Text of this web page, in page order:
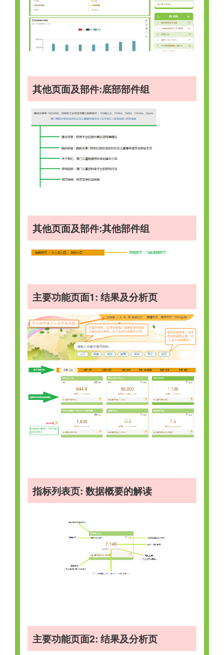
其他页面及部件:底部部件组
其他页面及部件:其他部件组
主要功能页面1: 结果及分析页
指标列表页: 数据概要的解读
主要功能页面2: 结果及分析页